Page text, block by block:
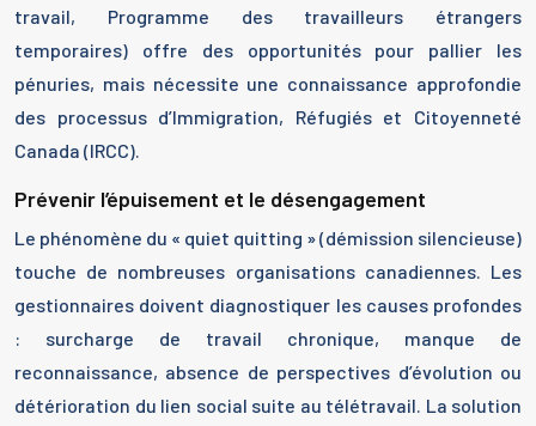
travail, Programme des travailleurs étrangers
temporaires) offre des opportunités pour pallier les
pénuries, mais nécessite une connaissance approfondie
des processus d’Immigration, Réfugiés et Citoyenneté
Canada (IRCC).
Prévenir l’épuisement et le désengagement
Le phénomène du « quiet quitting » (démission silencieuse)
touche de nombreuses organisations canadiennes. Les
gestionnaires doivent diagnostiquer les causes profondes
: surcharge de travail chronique, manque de
reconnaissance, absence de perspectives d’évolution ou
détérioration du lien social suite au télétravail. La solution